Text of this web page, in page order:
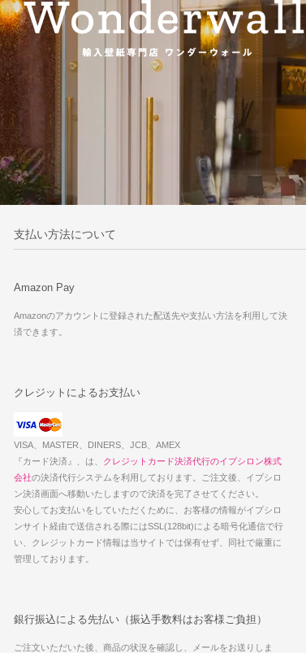
支払い方法について
Amazon Pay
Amazonのアカウントに登録された配送先や支払い方法を利用して決
済できます。
クレジットによるお支払い
VISA、MASTER、DINERS、JCB、AMEX
『カード決済』、は、 クレジットカード決済代行のイプシロン株式
会社の決済代行システムを利用しております。ご注文後、イプシロ
ン決済画面へ移動いたしますので決済を完了させてください。
安心してお支払いをしていただくために、お客様の情報がイプシロ
ンサイト経由で送信される際にはSSL(128bit)による暗号化通信で行
い、クレジットカード情報は当サイトでは保有せず、同社で厳重に
管理しております。
銀行振込による先払い（振込手数料はお客様ご負担）
ご注文いただいた後、商品の状況を確認し、メールをお送りしま